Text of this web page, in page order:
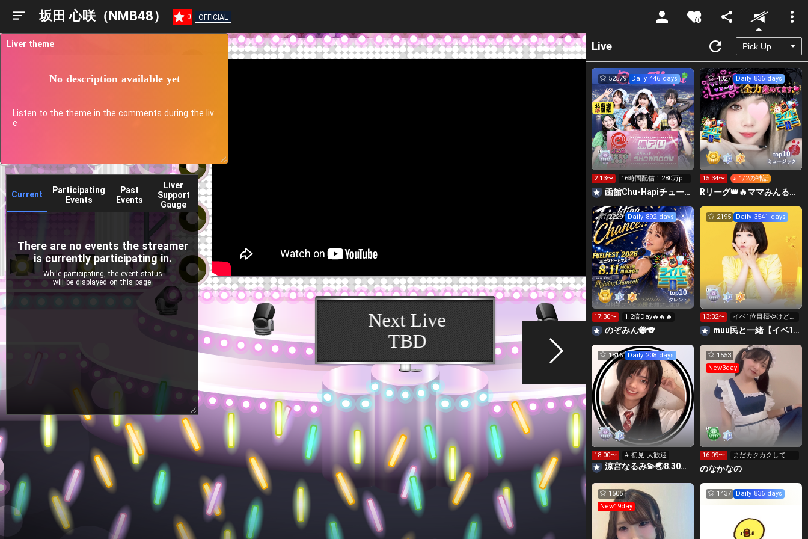
坂田 心咲（NMB48） 0 OFFICIAL
Unmute
Current
Participating
Events
Past
Events
Liver
Support
Gauge
There are no events the streamer
is currently participating in.
While participating, the event status
will be displayed on this page.
Liver theme
No description available yet
Listen to the theme in the comments during the liv
e
Live
52579 Daily 446 days
2:13〜
16時間配信！280万pt
横アリへGO‼️
函館Chu-Hapiチューハピ🌈
top10
ミュージック
4027 Daily 836 days
15:34〜 ♪ 1/2の神話
Rリーグ👑🔥ママみんるーむ💁‍♀️💜
top10
タレント
2229 Daily 892 days
17:30〜 1.2倍Day🔥🔥🔥
のぞみん🐝🐨
2195 Daily 3541 days
13:32〜
イベ1位目標やけど大
ピンチ😭🔥ゆきさん︎
💕︎
muu民と一緒【イベ1位目標🔥🔥🔥お休み中🥹】
1816 Daily 208 days
18:00〜 # 初見 大歓迎
涼宮なるみ💫🌏8.30動員重要🔥
1553
New3day
16:09〜
まだカクカクして
る？
のなかなの
1505
New19day
1437 Daily 836 days